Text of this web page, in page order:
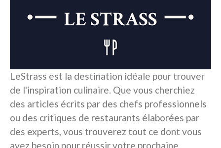
LeStrass est la destination idéale pour trouver
de l'inspiration culinaire. Que vous cherchiez
des articles écrits par des chefs professionnels
ou des critiques de restaurants élaborées par
des experts, vous trouverez tout ce dont vous
avez besoin pour réussir votre prochaine